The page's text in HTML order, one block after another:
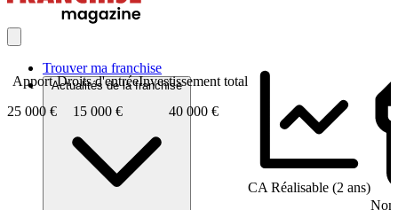
Trouver ma franchise
Actualités de la franchise
Apport
25 000 €
Droits d'entrée
15 000 €
Investissement total
40 000 €
CA Réalisable (2 ans)